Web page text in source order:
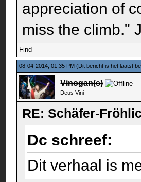
appreciation of
miss the climb."
Find
08-04-2014, 01:35 PM(Dit bericht is het laatst
Vinogan(s)
Deus Vini
RE: Schäfer-
Dc schreef:
Dit verhaal is